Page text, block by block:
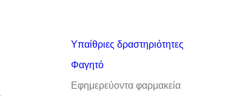
Υπαίθριες δραστηριότητες
Φαγητό
Εφημερεύοντα φαρμακεία